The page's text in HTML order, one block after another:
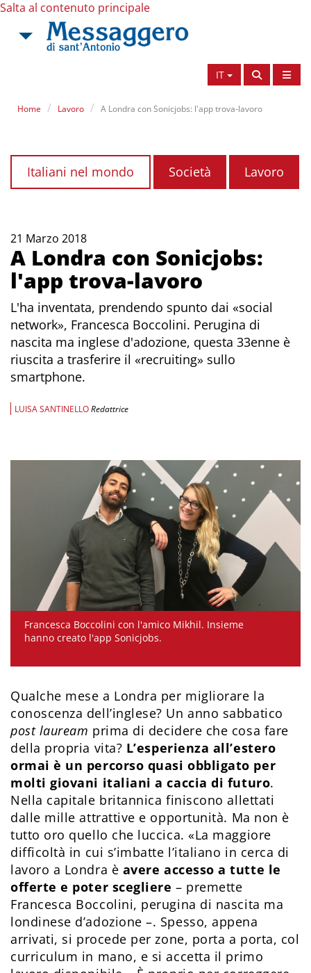
Salta al contenuto principale
IT
Home Lavoro A Londra con Sonicjobs: l'app trova-lavoro
Italiani nel mondo Società Lavoro
21 Marzo 2018
A Londra con Sonicjobs:
l'app trova-lavoro
L'ha inventata, prendendo spunto dai «social
network», Francesca Boccolini. Perugina di
nascita ma inglese d'adozione, questa 33enne è
riuscita a trasferire il «recruiting» sullo
smartphone.
LUISA SANTINELLORedattrice
Francesca Boccolini con l'amico Mikhil. Insieme
hanno creato l'app Sonicjobs.
Qualche mese a Londra per migliorare la
conoscenza dell’inglese? Un anno sabbatico
post lauream prima di decidere che cosa fare
della propria vita? L’esperienza all’estero
ormai è un percorso quasi obbligato per
molti giovani italiani a caccia di futuro.
Nella capitale britannica finiscono allettati
dalle mille attrattive e opportunità. Ma non è
tutto oro quello che luccica. «La maggiore
difficoltà in cui s’imbatte l’italiano in cerca di
lavoro a Londra è avere accesso a tutte le
offerte e poter scegliere – premette
Francesca Boccolini, perugina di nascita ma
londinese d’adozione –. Spesso, appena
arrivati, si procede per zone, porta a porta, col
curriculum in mano, e si accetta il primo